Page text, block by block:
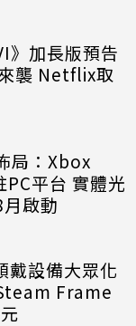
》加長版預告
襲 Netflix取
局：Xbox
平台 實體光
啟動
戴設備大眾化
Frame